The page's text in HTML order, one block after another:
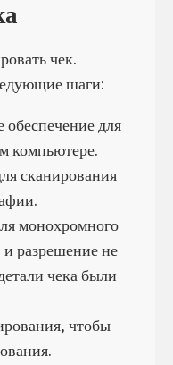
чек.
шаги:
для
компьютере.
сканирования
монохромного
разрешение не
чека были
чтобы